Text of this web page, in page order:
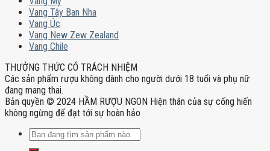
Vang Tây Ban Nha
Vang Úc
Vang New Zew Zealand
Vang Chile
THƯỞNG THỨC CÓ TRÁCH NHIỆM
Các sản phẩm rượu không dành cho người dưới 18 tuổi và phụ nữ
đang mang thai.
Bản quyền © 2024 HẦM RƯỢU NGON Hiện thân của sự cống hiến
không ngừng để đạt tới sự hoàn hảo
Tìm
kiếm: